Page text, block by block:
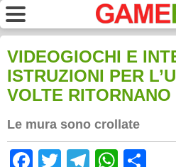
VIDEOGIOCHI E
ISTRUZIONI PER
VOLTE RITORNANO
Le mura sono crollate
Facebook
TwitterTelegram